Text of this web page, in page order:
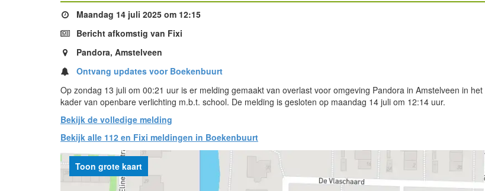
Maandag 14 juli 2025 om 12:15
Bericht afkomstig van Fixi
Pandora, Amstelveen
Ontvang updates voor Boekenbuurt
Op zondag 13 juli om 00:21 uur is er melding gemaakt van overlast voor omgeving Pandora in Amstelveen in het
kader van openbare verlichting m.b.t. school. De melding is gesloten op maandag 14 juli om 12:14 uur.
Bekijk de volledige melding
Bekijk alle 112 en Fixi meldingen in Boekenbuurt
Toon grote kaart